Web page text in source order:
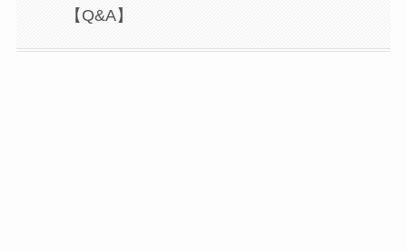
【Q&A】